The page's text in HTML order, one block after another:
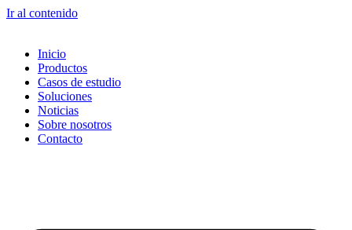
Ir al contenido
Inicio
Productos
Casos de estudio
Soluciones
Noticias
Sobre nosotros
Contacto